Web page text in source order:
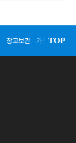
창고보관 가정이사
TOP